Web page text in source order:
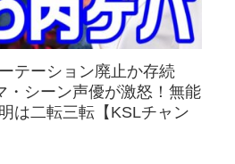
テーション廃止か存続
・シーン声優が激怒！無能
は二転三転【KSLチャン